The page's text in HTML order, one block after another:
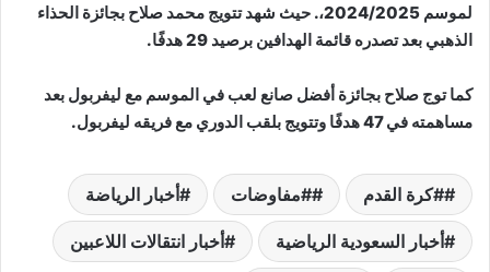
لموسم 2024/2025،. حيث شهد تتويج محمد صلاح بجائزة الحذاء
الذهبي بعد تصدره قائمة الهدافين برصيد 29 هدفًا.
كما توج صلاح بجائزة أفضل صانع لعب في الموسم مع ليفربول بعد
مساهمته في 47 هدفًا وتتويج بلقب الدوري مع فريقه ليفربول.
#كرة القدم #مفاوضات أخبار الرياضة
أخبار السعودية الرياضية أخبار انتقالات اللاعبين